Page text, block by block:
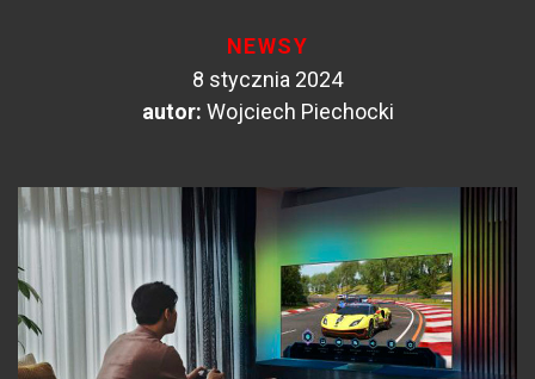
NEWSY
8 stycznia 2024
autor: Wojciech Piechocki